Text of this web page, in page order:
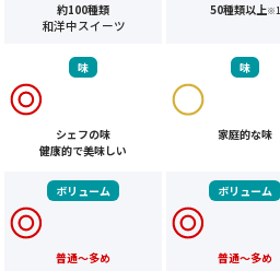
約100種類
和洋中スイーツ
50種類以上※1
味
シェフの味
健康的で美味しい
味
家庭的な味
ボリューム
普通～多め
ボリューム
普通～多め